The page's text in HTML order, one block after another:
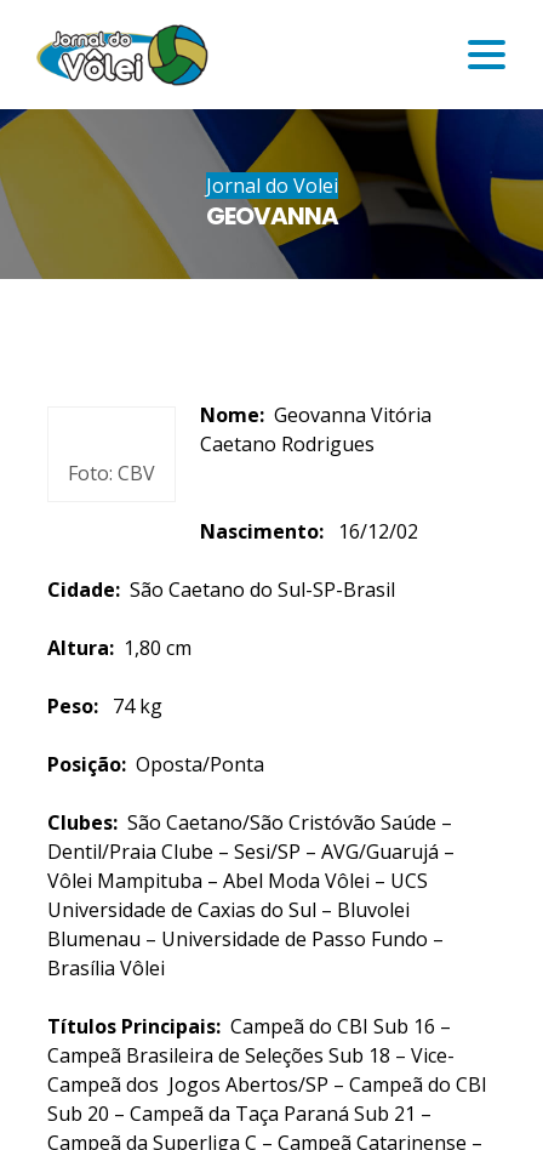
Jornal do Volei
GEOVANNA
Foto: CBV
Nome: Geovanna Vitória
Caetano Rodrigues
Nascimento: 16/12/02
Cidade: São Caetano do Sul-SP-Brasil
Altura: 1,80 cm
Peso: 74 kg
Posição: Oposta/Ponta
Clubes: São Caetano/São Cristóvão Saúde –
Dentil/Praia Clube – Sesi/SP – AVG/Guarujá –
Vôlei Mampituba – Abel Moda Vôlei – UCS
Universidade de Caxias do Sul – Bluvolei
Blumenau – Universidade de Passo Fundo –
Brasília Vôlei
Títulos Principais: Campeã do CBI Sub 16 –
Campeã Brasileira de Seleções Sub 18 – Vice-
Campeã dos Jogos Abertos/SP – Campeã do CBI
Sub 20 – Campeã da Taça Paraná Sub 21 –
Campeã da Superliga C – Campeã Catarinense –